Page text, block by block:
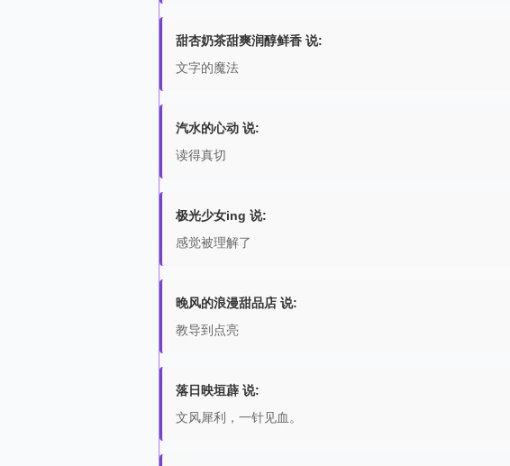
甜杏奶茶甜爽润醇鲜香 说:
文字的魔法
汽水的心动 说:
读得真切
极光少女ing 说:
感觉被理解了
晚风的浪漫甜品店 说:
教导到点亮
落日映垣薜 说:
文风犀利，一针见血。